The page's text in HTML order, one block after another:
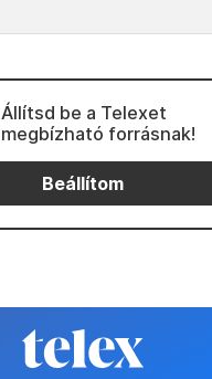
Állítsd be a Telexet
megbízható forrásnak!
Beállítom